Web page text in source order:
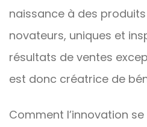
naissance à des
novateurs, uniques et
résultats de ventes
est donc créatrice de
Comment l’innovation